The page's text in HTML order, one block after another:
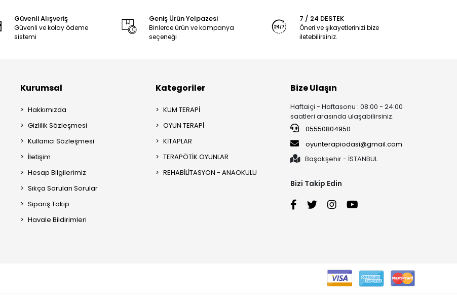
Güvenli Alışveriş
Güvenli ve kolay ödeme
sistemi
Geniş Ürün Yelpazesi
Binlerce ürün ve kampanya
seçeneği
7 / 24 DESTEK
Öneri ve şikayetlerinizi bize
iletebilirsiniz.
Kurumsal
Hakkımızda
Gizlilik Sözleşmesi
Kullanıcı Sözleşmesi
İletişim
Hesap Bilgilerimiz
Sıkça Sorulan Sorular
Sipariş Takip
Havale Bildirimleri
Kategoriler
KUM TERAPİ
OYUN TERAPİ
KİTAPLAR
TERAPÖTİK OYUNLAR
REHABİLİTASYON - ANAOKULU
Bize Ulaşın
Haftaiçi - Haftasonu : 08:00 - 24:00
saatleri arasında ulaşabilirsiniz.
05550804950
oyunterapiodasi@gmail.com
Başakşehir - İSTANBUL
Bizi Takip Edin